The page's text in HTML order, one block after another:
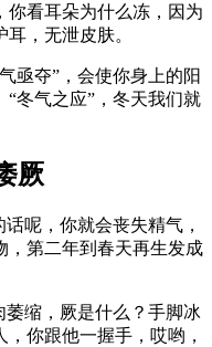
你看耳朵为什么冻，因为
，无泄皮肤。
亟夺”，会使你身上的阳
冬气之应”，冬天我们就
厥
呢，你就会丧失精气，
，第二年到春天再生发成
萎缩，厥是什么？手脚冰
你跟他一握手，哎哟，